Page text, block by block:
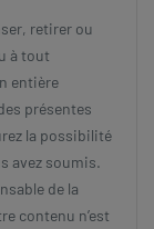
retirer ou
à tout
entière
présentes
la possibilité
avez soumis.
de la
contenu n’est